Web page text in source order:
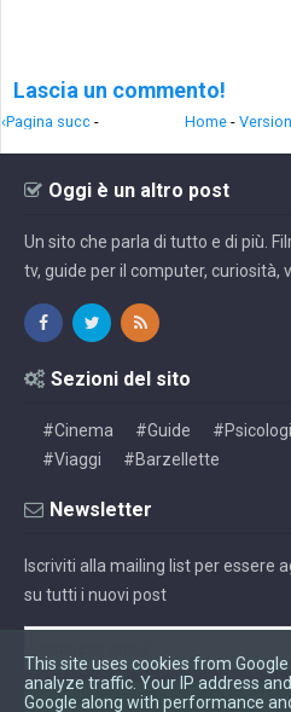
Lascia un commento!
‹Pagina succ - Home -
Oggi è un altro post
Un sito che parla di tutto e di più.
tv, guide per il computer, curiosità,
Sezioni del sito
#Cinema #Guide
#Viaggi
#Barzellette
Newsletter
Iscriviti alla mailing list per essere
su tutti i nuovi post
This site uses cookies from
analyze traffic. Your IP address
Google along with performance